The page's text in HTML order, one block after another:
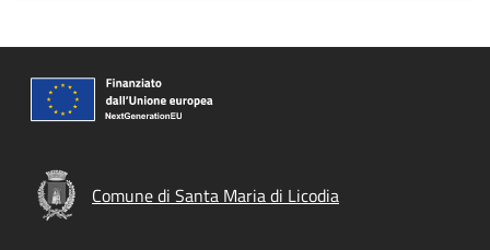
Comune di Santa Maria di Licodia